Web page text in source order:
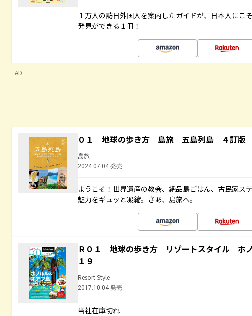
１万人の訪日外国人を案内したガイドが、日本人にこ
発見ができる１冊！
AD
０１ 地球の歩き方 島旅 五島列島 ４訂版
島旅
2024.07.04 発売
ようこそ！世界遺産の教会、絶品島ごはん、古民家ス
魅力をギュッと凝縮。さあ、島旅へ。
Ｒ０１ 地球の歩き方 リゾートスタイル ホ
１９
Resort Style
2017.10.04 発売
当社在庫切れ